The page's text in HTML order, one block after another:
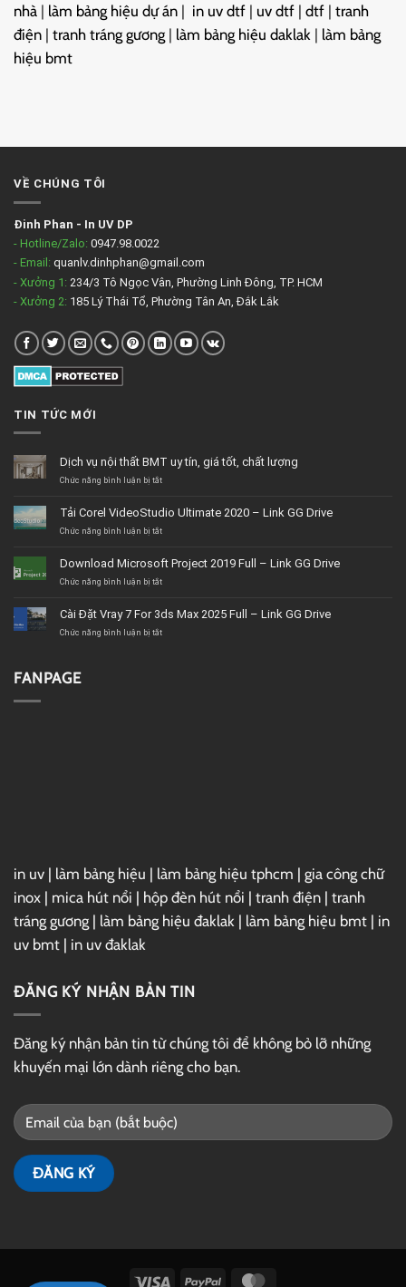
nhà | làm bảng hiệu dự án | in uv dtf | uv dtf | dtf | tranh
điện | tranh tráng gương | làm bảng hiệu daklak | làm bảng
hiệu bmt
VỀ CHÚNG TÔI
Đinh Phan - In UV DP
- Hotline/Zalo: 0947.98.0022
- Email: quanlv.dinhphan@gmail.com
- Xưởng 1: 234/3 Tô Ngọc Vân, Phường Linh Đông, TP. HCM
- Xưởng 2: 185 Lý Thái Tổ, Phường Tân An, Đắk Lắk
TIN TỨC MỚI
Dịch vụ nội thất BMT uy tín, giá tốt, chất lượng
Chức năng bình luận bị tắtở
nội
thất
tín,
giá
lượng
Tải Corel VideoStudio Ultimate 2020 – Link GG Drive
Chức năng bình luận bị tắtở
VideoStudio
Ultimate
Link
GG
Download Microsoft Project 2019 Full – Link GG Drive
Chức năng bình luận bị tắtở
Project
2019
Cài Đặt Vray 7 For 3ds Max 2025 Full – Link GG Drive
Chức năng bình luận bị tắtở
FANPAGE
in uv | làm bảng hiệu | làm bảng hiệu tphcm | gia công chữ
inox | mica hút nổi | hộp đèn hút nổi | tranh điện | tranh
tráng gương | làm bảng hiệu đaklak | làm bảng hiệu bmt | in
uv bmt | in uv đaklak
ĐĂNG KÝ NHẬN BẢN TIN
Đăng ký nhận bản tin từ chúng tôi để không bỏ lỡ những
khuyến mại lớn dành riêng cho bạn.
Visa PayPal